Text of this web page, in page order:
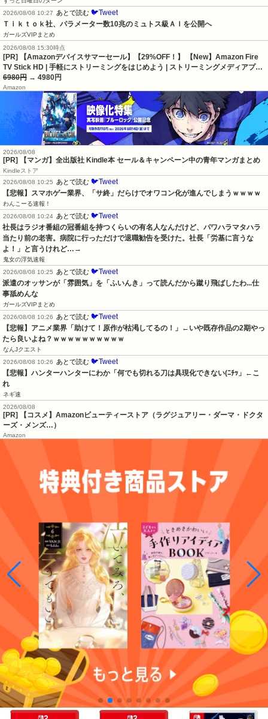
2026/08/08 10:27
あとで読む 🐦Tweet
Ｔｉｋｔｏｋ社、パラメーター数10兆のミュトス級ＡＩを公開へ
ガールズVIPまとめ
2026/08/08 15:30時点
[PR] 【Amazonデバイスサマーセール】【29%OFF！】 【New】Amazon Fire
TV Stick HD | 手軽にストリーミングをはじめよう | ストリーミングメディアプ…
6980円 → 4980円
Amazon
2026/08/08
[PR] 【マンガ】全出版社 Kindle本 セール＆キャンペーン中の青年マンガまとめ
Kindleストア
2026/08/08 10:25
あとで読む 🐦Tweet
【悲報】スマホゲー業界、「サ終」だらけでオワコン化が進んでしまうｗｗｗｗ
わんこーる速報！
2026/08/08 10:24 あとで読む 🐦Tweet
社長はラジオ番組の冠番組を持つくらいの有名人なんだけど、パワハラマタハラ
当たり前の老害。病院に行っただけで退職勧告を受けた。社長「労基に言うな
よ！」と言うけれど…→
鬼女の浮気速報
2026/08/08 10:25
あとで読む 🐦Tweet
派遣のオッサンが「雰囲気」を「ふいんき」って読んだから蹴り飛ばしたわ...仕
事舐めんな
ガールズVIPまとめ
2026/08/08 10:26
あとで読む 🐦Tweet
【悲報】アニメ業界「助けて！原作が枯渇してるの！」←いや既存作品の2期やっ
たら良いよね？ｗｗｗｗｗｗｗｗｗｗ
なんJクエスト
2026/08/08 10:26
あとで読む 🐦Tweet
【悲報】ハンターハンターにわか「何でも切れる刀は具現化できない(ﾆﾁｯ」←こ
れ
ネギ速
2026/08/08
[PR] 【コスメ】Amazonビューティーストア（ラグジュアリー・ダーマ・ドクタ
ーズ・メンズ…）
Amazon